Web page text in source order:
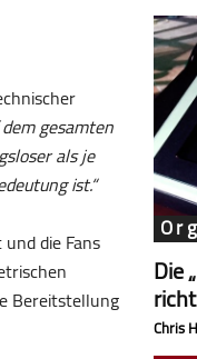
gesamten
als je
ist.“
die Fans
Bereitstellung
Die
Chris